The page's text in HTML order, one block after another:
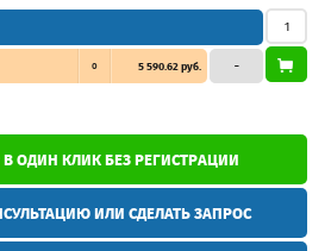
0 5 590.62 руб. –
ОДИН КЛИК БЕЗ РЕГИСТРАЦИИ
ИЛИ СДЕЛАТЬ ЗАПРОС